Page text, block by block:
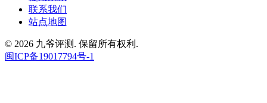
联系我们
站点地图
© 2026 九爷评测. 保留所有权利.
闽ICP备19017794号-1